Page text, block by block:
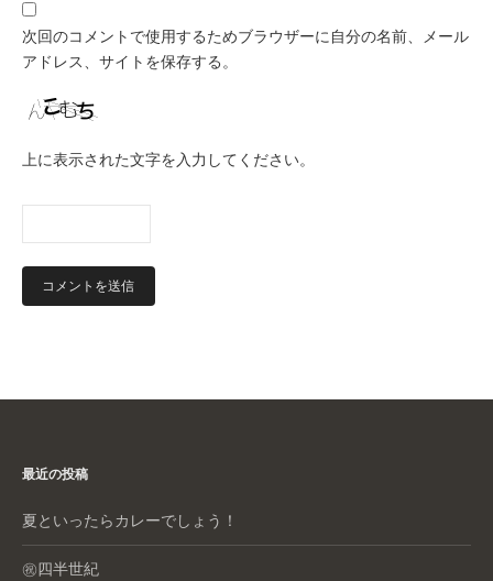
次回のコメントで使用するためブラウザーに自分の名前、メール
アドレス、サイトを保存する。
上に表示された文字を入力してください。
最近の投稿
夏といったらカレーでしょう！
㊗️四半世紀